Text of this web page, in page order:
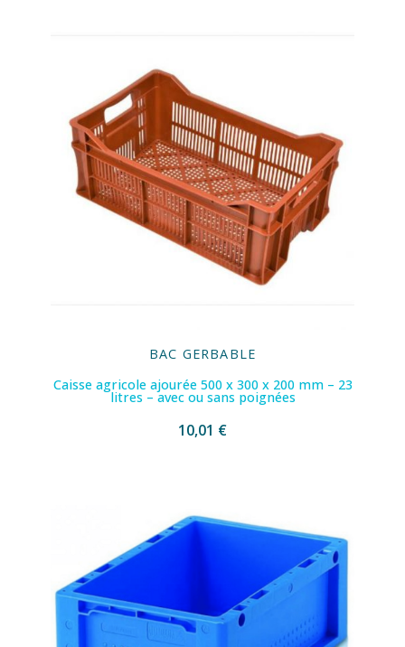
BAC GERBABLE
Caisse agricole ajourée 500 x 300 x 200 mm – 23
litres – avec ou sans poignées
10,01 €